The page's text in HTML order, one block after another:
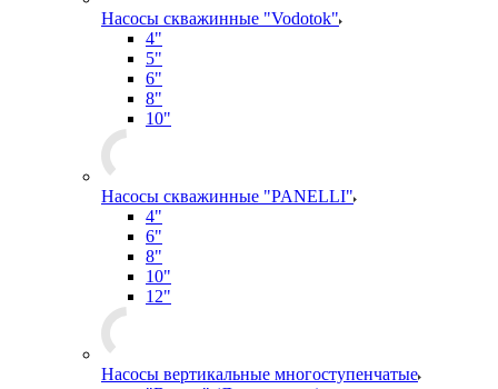
Насосы скважинные "Vodotok"
4"
5"
6"
8"
10"
Насосы скважинные "PANELLI"
4"
6"
8"
10"
12"
Насосы вертикальные многоступенчатые